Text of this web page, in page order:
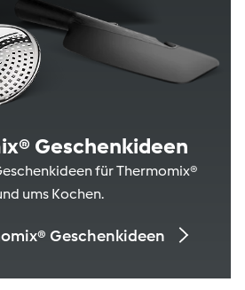
Geschenkideen
für Thermomix®
ums Kochen.
Geschenkideen